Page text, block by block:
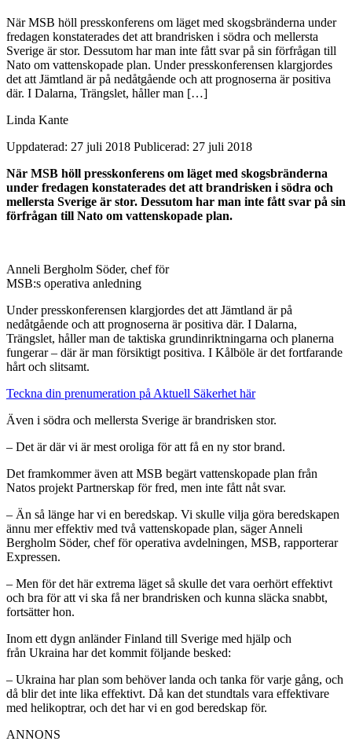
När MSB höll presskonferens om läget med skogsbränderna under
fredagen konstaterades det att brandrisken i södra och mellersta
Sverige är stor. Dessutom har man inte fått svar på sin förfrågan till
Nato om vattenskopade plan. Under presskonferensen klargjordes
det att Jämtland är på nedåtgående och att prognoserna är positiva
där. I Dalarna, Trängslet, håller man […]
Linda Kante
Uppdaterad: 27 juli 2018 Publicerad: 27 juli 2018
När MSB höll presskonferens om läget med skogsbränderna
under fredagen konstaterades det att brandrisken i södra och
mellersta Sverige är stor. Dessutom har man inte fått svar på sin
förfrågan till Nato om vattenskopade plan.
Anneli Bergholm Söder, chef för
MSB:s operativa anledning
Under presskonferensen klargjordes det att Jämtland är på
nedåtgående och att prognoserna är positiva där. I Dalarna,
Trängslet, håller man de taktiska grundinriktningarna och planerna
fungerar – där är man försiktigt positiva. I Kålböle är det fortfarande
hårt och slitsamt.
Teckna din prenumeration på Aktuell Säkerhet här
Även i södra och mellersta Sverige är brandrisken stor.
– Det är där vi är mest oroliga för att få en ny stor brand.
Det framkommer även att MSB begärt vattenskopade plan från
Natos projekt Partnerskap för fred, men inte fått nåt svar.
– Än så länge har vi en beredskap. Vi skulle vilja göra beredskapen
ännu mer effektiv med två vattenskopade plan, säger Anneli
Bergholm Söder, chef för operativa avdelningen, MSB, rapporterar
Expressen.
– Men för det här extrema läget så skulle det vara oerhört effektivt
och bra för att vi ska få ner brandrisken och kunna släcka snabbt,
fortsätter hon.
Inom ett dygn anländer Finland till Sverige med hjälp och
från Ukraina har det kommit följande besked:
– Ukraina har plan som behöver landa och tanka för varje gång, och
då blir det inte lika effektivt. Då kan det stundtals vara effektivare
med helikoptrar, och det har vi en god beredskap för.
ANNONS